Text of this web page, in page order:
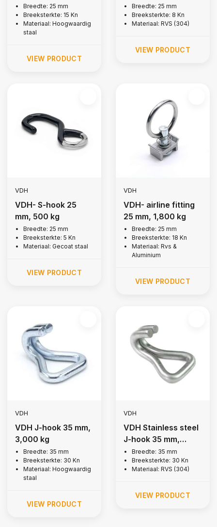
Breedte: 25 mm
Breeksterkte: 15 Kn
Materiaal: Hoogwaardig
staal
VIEW PRODUCT
kgBreedte: 25 mm
Breeksterkte: 8 Kn
Materiaal: RVS (304)
VIEW PRODUCT
VDH
VDH- S-hook 25
mm, 500 kg
Breedte: 25 mm
Breeksterkte: 5 Kn
Materiaal: Gecoat staal
VIEW PRODUCT
VDH
VDH- airline fitting
25 mm, 1,800 kg
Breedte: 25 mm
Breeksterkte: 18 Kn
Materiaal: Rvs &
Aluminium
VIEW PRODUCT
VDH
VDH J-hook 35 mm,
3,000 kg
Breedte: 35 mm
Breeksterkte: 30 Kn
Materiaal: Hoogwaardig
staal
VIEW PRODUCT
VDH
VDH Stainless steel
J-hook 35 mm,
3.000 kg
Breedte: 35 mm
Breeksterkte: 30 Kn
Materiaal: RVS (304)
VIEW PRODUCT